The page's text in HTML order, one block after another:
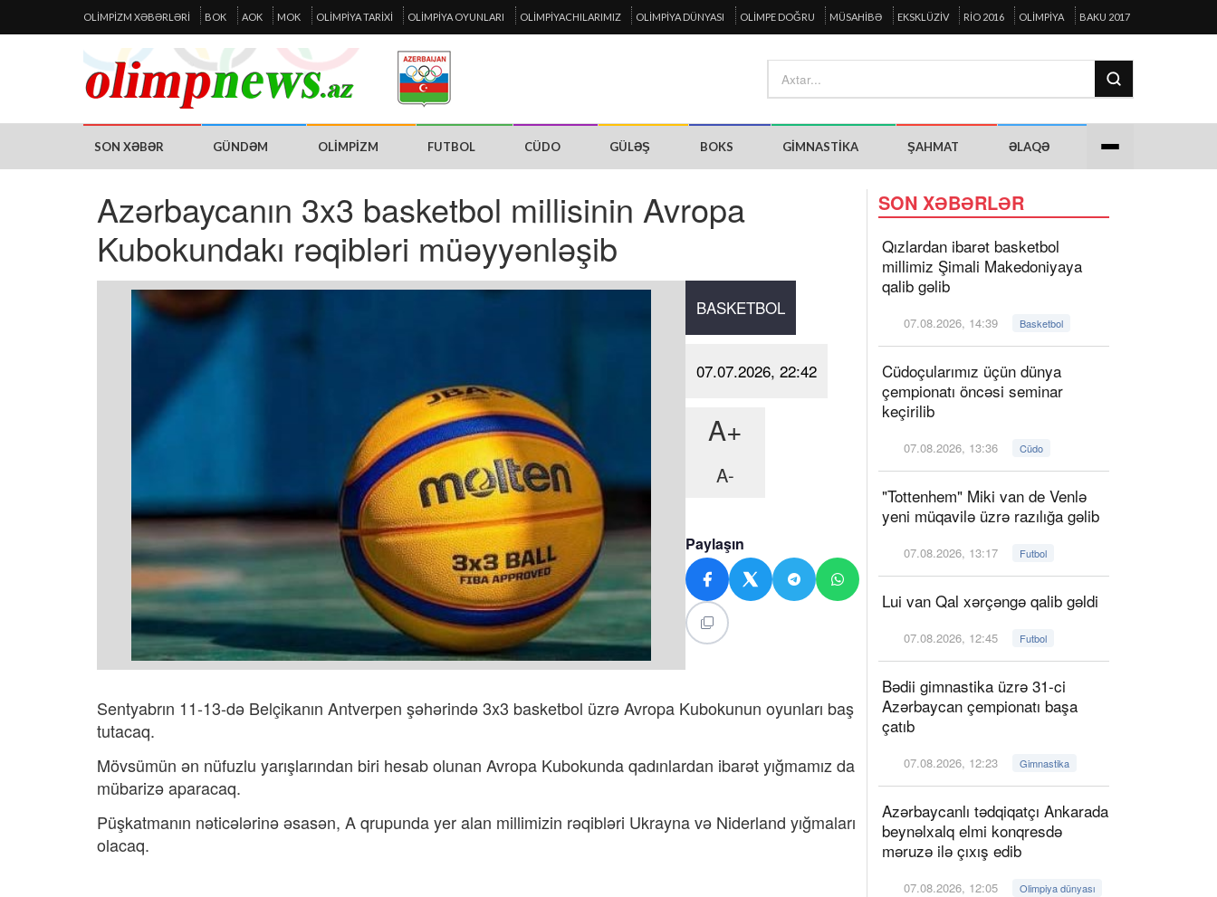
OLIMPIZM XƏBƏRLƏRI BOK AOK MOK OLIMPIYA TARIXI OLIMPIYA OYUNLARI OLIMPIYACHILARIMIZ OLIMPIYA DÜNYASI OLIMPE DOĞRU MÜSAHIBƏ EKSKLÜZIV RIO 2016 OLIMPIYA BAKU 2017
SON XƏBƏR GÜNDƏM OLIMPIZM FUTBOL CÜDO GÜLƏŞ BOKS GIMNASTIKA ŞAHMAT ƏLAQƏ
Azərbaycanın 3x3 basketbol millisinin Avropa
Kubokundakı rəqibləri müəyyənləşib
BASKETBOL
07.07.2026, 22:42
A+
A-
Paylaşın
Sentyabrın 11-13-də Belçikanın Antverpen şəhərində 3x3 basketbol üzrə Avropa Kubokunun oyunları baş
tutacaq.
Mövsümün ən nüfuzlu yarışlarından biri hesab olunan Avropa Kubokunda qadınlardan ibarət yığmamız da
mübarizə aparacaq. ​
Püşkatmanın nəticələrinə əsasən, A qrupunda yer alan millimizin rəqibləri Ukrayna və Niderland yığmaları
olacaq.
SON XƏBƏRLƏR
Qızlardan ibarət basketbol
millimiz Şimali Makedoniyaya
qalib gəlib
07.08.2026, 14:39 Basketbol
Cüdoçularımız üçün dünya
çempionatı öncəsi seminar
keçirilib
07.08.2026, 13:36 Cüdo
"Tottenhem" Miki van de Venlə
yeni müqavilə üzrə razılığa gəlib
07.08.2026, 13:17 Futbol
Lui van Qal xərçəngə qalib gəldi
07.08.2026, 12:45 Futbol
Bədii gimnastika üzrə 31-ci
Azərbaycan çempionatı başa
çatıb
07.08.2026, 12:23 Gimnastika
Azərbaycanlı tədqiqatçı Ankarada
beynəlxalq elmi konqresdə
məruzə ilə çıxış edib
07.08.2026, 12:05 Olimpiya dünyası